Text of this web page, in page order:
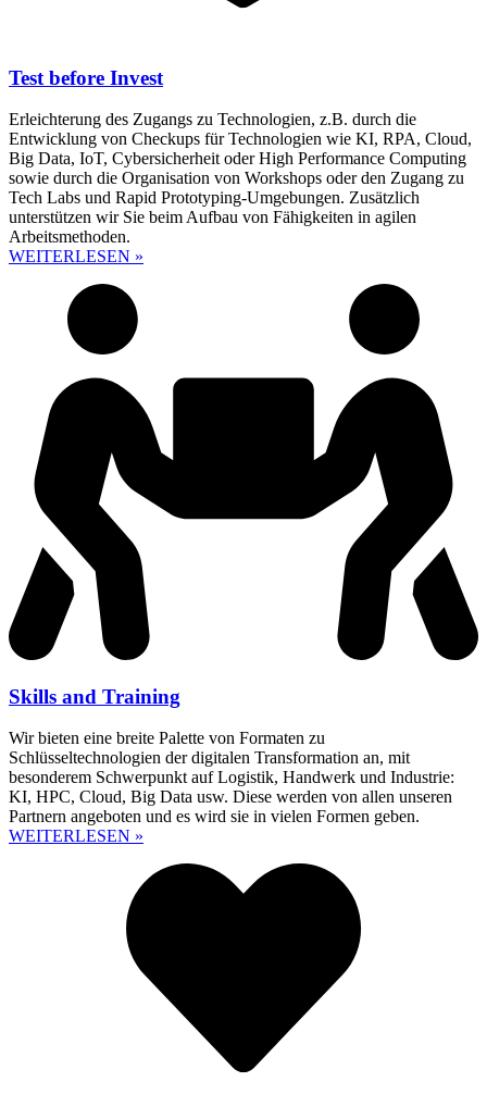
Test before Invest
Erleichterung des Zugangs zu Technologien, z.B. durch die
Entwicklung von Checkups für Technologien wie KI, RPA, Cloud,
Big Data, IoT, Cybersicherheit oder High Performance Computing
sowie durch die Organisation von Workshops oder den Zugang zu
Tech Labs und Rapid Prototyping-Umgebungen. Zusätzlich
unterstützen wir Sie beim Aufbau von Fähigkeiten in agilen
Arbeitsmethoden.
WEITERLESEN »
Skills and Training
Wir bieten eine breite Palette von Formaten zu
Schlüsseltechnologien der digitalen Transformation an, mit
besonderem Schwerpunkt auf Logistik, Handwerk und Industrie:
KI, HPC, Cloud, Big Data usw. Diese werden von allen unseren
Partnern angeboten und es wird sie in vielen Formen geben.
WEITERLESEN »